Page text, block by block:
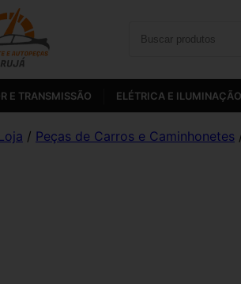
E TRANSMISSÃO ELÉTRICA E ILUMINAÇÃO
/ Peças de Carros e Caminhonetes